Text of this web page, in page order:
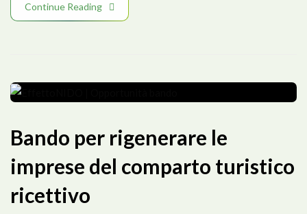
Continue Reading
Bando per rigenerare le
imprese del comparto turistico
ricettivo